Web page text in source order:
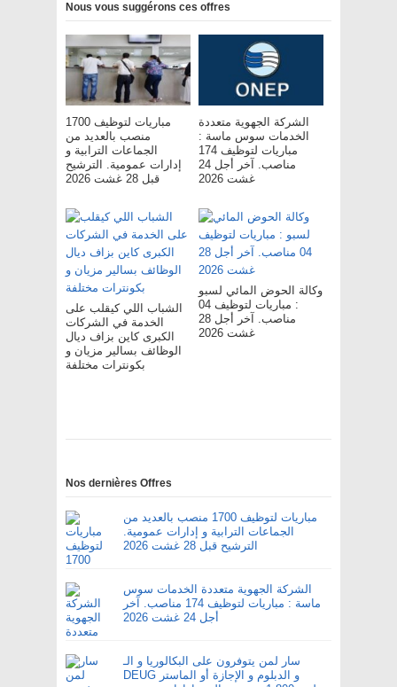
Nous vous suggérons ces offres
مباريات لتوظيف 1700
منصب بالعديد من
الجماعات الترابية و
إدارات عمومية. الترشيح
قبل 28 غشت 2026
الشركة الجهوية متعددة
الخدمات سوس ماسة :
مباريات لتوظيف 174
مناصب. آخر أجل 24
غشت 2026
الشباب اللي كيقلب على
الخدمة في الشركات
الكبرى كاين بزاف ديال
الوظائف بسالير مزيان و
بكونترات مختلفة
وكالة الحوض المائي لسبو
: مباريات لتوظيف 04
مناصب. آخر أجل 28
غشت 2026
Nos dernières Offres
مباريات لتوظيف 1700 منصب بالعديد من
الجماعات الترابية و إدارات عمومية.
الترشيح قبل 28 غشت 2026
الشركة الجهوية متعددة الخدمات سوس
ماسة : مباريات لتوظيف 174 مناصب. آخر
أجل 24 غشت 2026
سار لمن يتوفرون على البكالوريا و الـ
DEUG و الدبلوم و الإجازة أو الماستر